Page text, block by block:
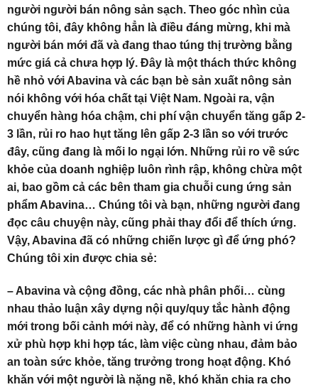
người người bán nông sản sạch. Theo góc nhìn của
chúng tôi, đây không hẳn là điều đáng mừng, khi mà
người bán mới đã và đang thao túng thị trường bằng
mức giá cả chưa hợp lý. Đây là một thách thức không
hề nhỏ với Abavina và các bạn bè sản xuất nông sản
nói không với hóa chất tại Việt Nam. Ngoài ra, vận
chuyển hàng hóa chậm, chi phí vận chuyển tăng gấp 2-
3 lần, rủi ro hao hụt tăng lên gấp 2-3 lần so với trước
đây, cũng đang là mối lo ngại lớn. Những rủi ro về sức
khỏe của doanh nghiệp luôn rình rập, không chừa một
ai, bao gồm cả các bên tham gia chuỗi cung ứng sản
phẩm Abavina… Chúng tôi và bạn, những người đang
đọc câu chuyện này, cũng phải thay đổi để thích ứng.
Vậy, Abavina đã có những chiến lược gì để ứng phó?
Chúng tôi xin được chia sẻ:
– Abavina và cộng đồng, các nhà phân phối… cùng
nhau thảo luận xây dựng nội quy/quy tắc hành động
mới trong bối cảnh mới này, để có những hành vi ứng
xử phù hợp khi hợp tác, làm việc cùng nhau, đảm bảo
an toàn sức khỏe, tăng trưởng trong hoạt động. Khó
khăn với một người là nặng nề, khó khăn chia ra cho